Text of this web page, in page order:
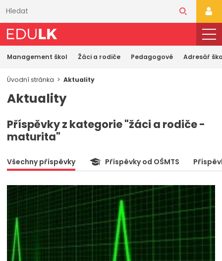
obsahu
Management škol Žáci a rodiče Pedagogové Adresář
Úvodní stránka Aktuality
Aktuality
Příspěvky z kategorie "žáci a rodiče -
maturita"
Všechny příspěvky Příspěvky od OŠMTS